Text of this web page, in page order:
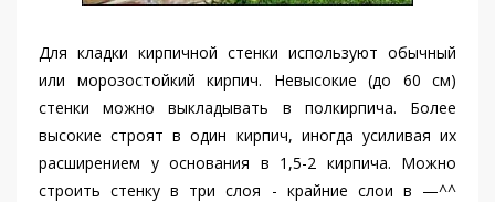
Для кладки кирпичной стенки используют обычный
или морозостойкий кирпич. Невысокие (до 60 см)
стенки можно выкладывать в полкирпича. Более
высокие строят в один кирпич, иногда усиливая их
расширением у основания в 1,5-2 кирпича. Можно
строить стенку в три слоя - крайние слои в —^^